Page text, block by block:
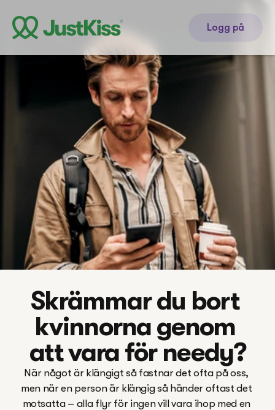
Logg på
Skrämmar du bort
kvinnorna genom
att vara för needy?
När något är klängigt så fastnar det ofta på oss,
men när en person är klängig så händer oftast det
motsatta – alla flyr för ingen vill vara ihop med en